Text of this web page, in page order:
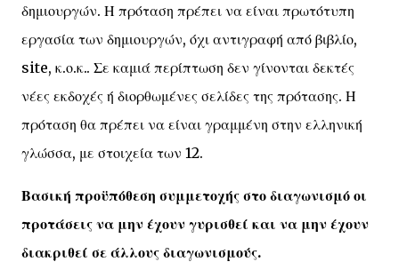
δημιουργών. Η πρόταση πρέπει να είναι πρωτότυπη
εργασία των δημιουργών, όχι αντιγραφή από βιβλίο,
site, κ.ο.κ.. Σε καμιά περίπτωση δεν γίνονται δεκτές
νέες εκδοχές ή διορθωμένες σελίδες της πρότασης. Η
πρόταση θα πρέπει να είναι γραμμένη στην ελληνική
γλώσσα, με στοιχεία των 12.
Βασική προϋπόθεση συμμετοχής στο διαγωνισμό οι
προτάσεις να μην έχουν γυρισθεί και να μην έχουν
διακριθεί σε άλλους διαγωνισμούς.